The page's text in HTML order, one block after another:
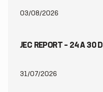
03/08/2026
JEC REPORT – 24 A 30
31/07/2026